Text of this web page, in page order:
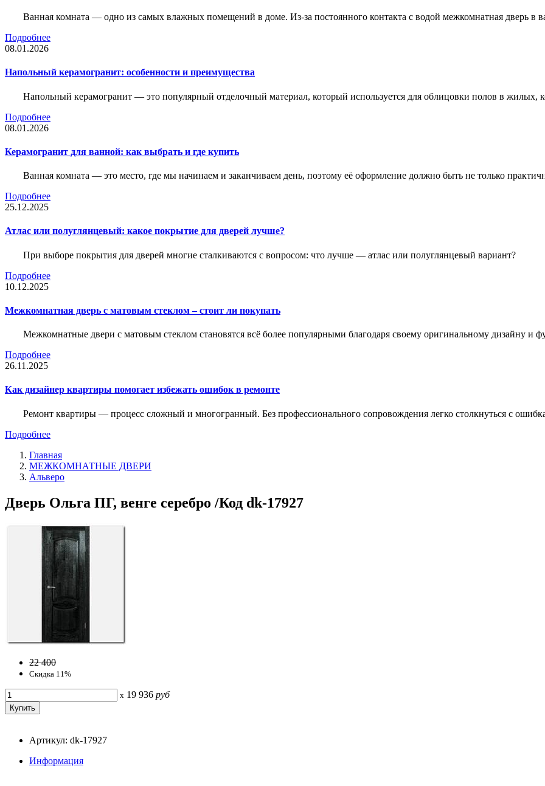
Ванная комната — одно из самых влажных помещений в доме. Из-за постоянного контакта с водой межкомнатная дверь в
Подробнее
08.01.2026
Напольный керамогранит: особенности и преимущества
Напольный керамогранит — это популярный отделочный материал, который используется для облицовки полов в
Подробнее
08.01.2026
Керамогранит для ванной: как выбрать и где купить
Ванная комната — это место, где мы начинаем и заканчиваем день, поэтому её оформление должно быть не только
Подробнее
25.12.2025
Атлас или полуглянцевый: какое покрытие для дверей лучше?
При выборе покрытия для дверей многие сталкиваются с вопросом: что лучше — атлас или полуглянцевый вариант?
Подробнее
10.12.2025
Межкомнатная дверь с матовым стеклом – стоит ли покупать
Межкомнатные двери с матовым стеклом становятся всё более популярными благодаря своему оригинальному дизайну и
Подробнее
26.11.2025
Как дизайнер квартиры помогает избежать ошибок в ремонте
Ремонт квартиры — процесс сложный и многогранный. Без профессионального сопровождения легко столкнуться с
Подробнее
Главная
МЕЖКОМНАТНЫЕ ДВЕРИ
Альверо
Дверь Ольга ПГ, венге серебро /Код dk-17927
22 400
Скидка 11%
x 19 936 руб
Артикул: dk-17927
Информация